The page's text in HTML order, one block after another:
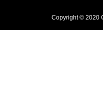
Copyright © 2020